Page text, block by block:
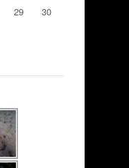
29
30